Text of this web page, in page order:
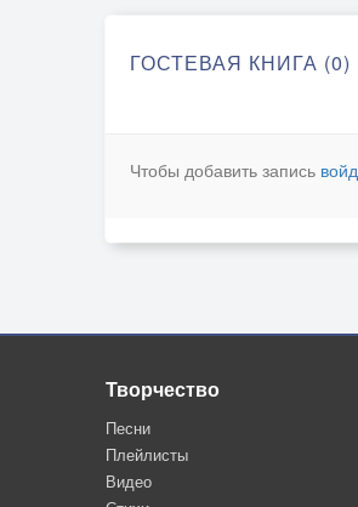
ГОСТЕВАЯ КНИГА (0)
Чтобы добавить запись
Творчество
Песни
Плейлисты
Видео